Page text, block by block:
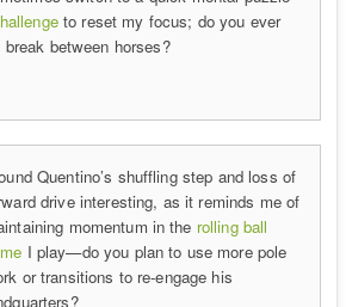
to reset my focus; do you ever
between horses?
Quentino’s shuffling step and loss of
drive interesting, as it reminds me of
momentum in the rolling ball
I play—do you plan to use more pole
or transitions to re-engage his